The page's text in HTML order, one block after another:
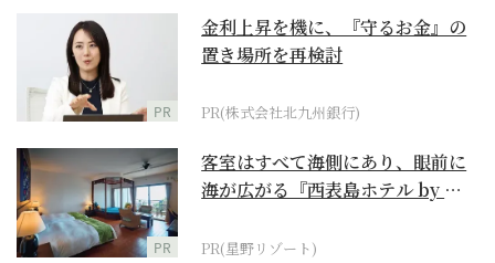
PR
金利上昇を機に、『守るお金』の
置き場所を再検討
PR(株式会社北九州銀行)
PR
客室はすべて海側にあり、眼前に
海が広がる『西表島ホテル by 星
PR(星野リゾート)